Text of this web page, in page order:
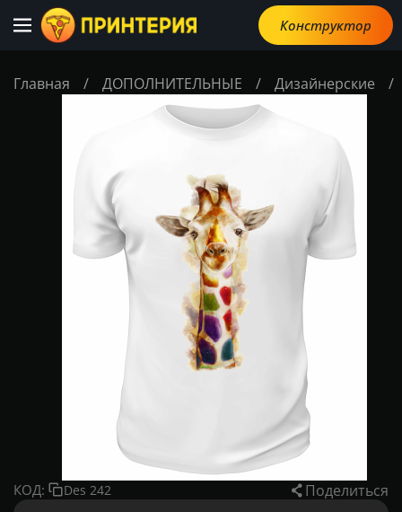
Конструктор
Главная / ДОПОЛНИТЕЛЬНЫЕ / Дизайнерские /
КОД: Des 242 Поделиться